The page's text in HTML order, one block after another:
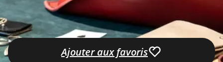
Ajouter aux favoris